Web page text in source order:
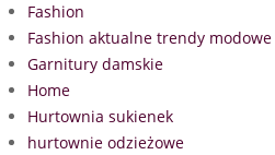
Fashion
Fashion aktualne trendy modowe
Garnitury damskie
Home
Hurtownia sukienek
hurtownie odzieżowe